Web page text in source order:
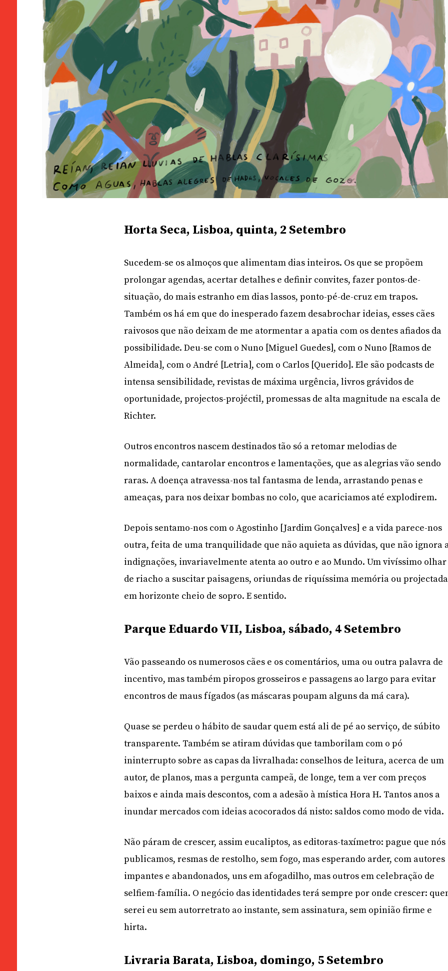
Horta Seca, Lisboa, quinta, 2 Setembro
Sucedem-se os almoços que alimentam dias inteiros. Os que se propõem
prolongar agendas, acertar detalhes e definir convites, fazer pontos-de-
situação, do mais estranho em dias lassos, ponto-pé-de-cruz em trapos.
Também os há em que do inesperado fazem desabrochar ideias, esses cães
raivosos que não deixam de me atormentar a apatia com os dentes afiados da
possibilidade. Deu-se com o Nuno [Miguel Guedes], com o Nuno [Ramos de
Almeida], com o André [Letria], com o Carlos [Querido]. Ele são podcasts de
intensa sensibilidade, revistas de máxima urgência, livros grávidos de
oportunidade, projectos-projéctil, promessas de alta magnitude na escala de
Richter.
Outros encontros nascem destinados tão só a retomar melodias de
normalidade, cantarolar encontros e lamentações, que as alegrias vão sendo
raras. A doença atravessa-nos tal fantasma de lenda, arrastando penas e
ameaças, para nos deixar bombas no colo, que acariciamos até explodirem.
Depois sentamo-nos com o Agostinho [Jardim Gonçalves] e a vida parece-nos
outra, feita de uma tranquilidade que não aquieta as dúvidas, que não ignora
indignações, invariavelmente atenta ao outro e ao Mundo. Um vivíssimo olhar
de riacho a suscitar paisagens, oriundas de riquíssima memória ou
em horizonte cheio de sopro. E sentido.
Parque Eduardo VII, Lisboa, sábado, 4 Setembro
Vão passeando os numerosos cães e os comentários, uma ou outra palavra de
incentivo, mas também piropos grosseiros e passagens ao largo para evitar
encontros de maus fígados (as máscaras poupam alguns da má cara).
Quase se perdeu o hábito de saudar quem está ali de pé ao serviço, de súbito
transparente. Também se atiram dúvidas que tamborilam com o pó
ininterrupto sobre as capas da livralhada: conselhos de leitura, acerca de um
autor, de planos, mas a pergunta campeã, de longe, tem a ver com preços
baixos e ainda mais descontos, com a adesão à mística Hora H. Tantos anos a
inundar mercados com ideias acocorados dá nisto: saldos como modo de vida.
Não páram de crescer, assim eucaliptos, as editoras-taxímetro: pague que nós
publicamos, resmas de restolho, sem fogo, mas esperando arder, com autores
impantes e abandonados, uns em afogadilho, mas outros em celebração de
selfiem-família. O negócio das identidades terá sempre por onde crescer:
serei eu sem autorretrato ao instante, sem assinatura, sem opinião firme e
hirta.
Livraria Barata, Lisboa, domingo, 5 Setembro